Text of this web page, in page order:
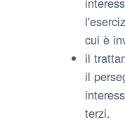
cui è
il
il
terzi.